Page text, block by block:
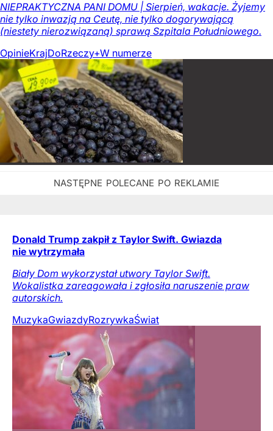
NIEPRAKTYCZNA PANI DOMU | Sierpień, wakacje. Żyjemy
nie tylko inwazją na Ceutę, nie tylko dogorywającą
(niestety nierozwiązaną) sprawą Szpitala Południowego.
OpinieKrajDoRzeczy+W numerze
Donald Trump zakpił z Taylor Swift. Gwiazda
nie wytrzymała
Biały Dom wykorzystał utwory Taylor Swift.
Wokalistka zareagowała i zgłosiła naruszenie praw
autorskich.
MuzykaGwiazdyRozrywkaŚwiat